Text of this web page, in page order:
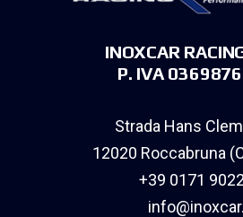
INOXCAR
P. IVA
Strada Hans
12020 Roccabruna
+39 0171